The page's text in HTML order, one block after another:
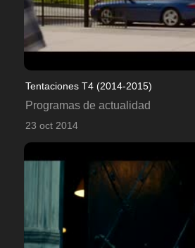
Tentaciones T4 (2014-2015)
Programas de actualidad
23 oct 2014